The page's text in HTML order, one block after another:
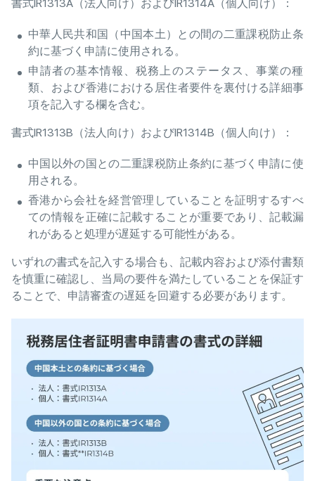
書式IR1313A（法人向け）およびIR1314A（個人向け）：
中華人民共和国（中国本土）との間の二重課税防止条
約に基づく申請に使用される。
申請者の基本情報、税務上のステータス、事業の種
類、および香港における居住者要件を裏付ける詳細事
項を記入する欄を含む。
書式IR1313B（法人向け）およびIR1314B（個人向け）：
中国以外の国との二重課税防止条約に基づく申請に使
用される。
香港から会社を経営管理していることを証明するすべ
ての情報を正確に記載することが重要であり、記載漏
れがあると処理が遅延する可能性がある。
いずれの書式を記入する場合も、記載内容および添付書類
を慎重に確認し、当局の要件を満たしていることを保証す
ることで、申請審査の遅延を回避する必要があります。